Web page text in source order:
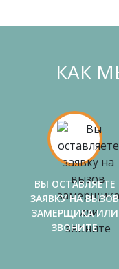
КАК
ВЫ ОСТАВЛЯЕТЕ
ЗАЯВКУ НА ВЫЗОВ
ЗАМЕРЩИКА ИЛИ
ЗВОНИТЕ